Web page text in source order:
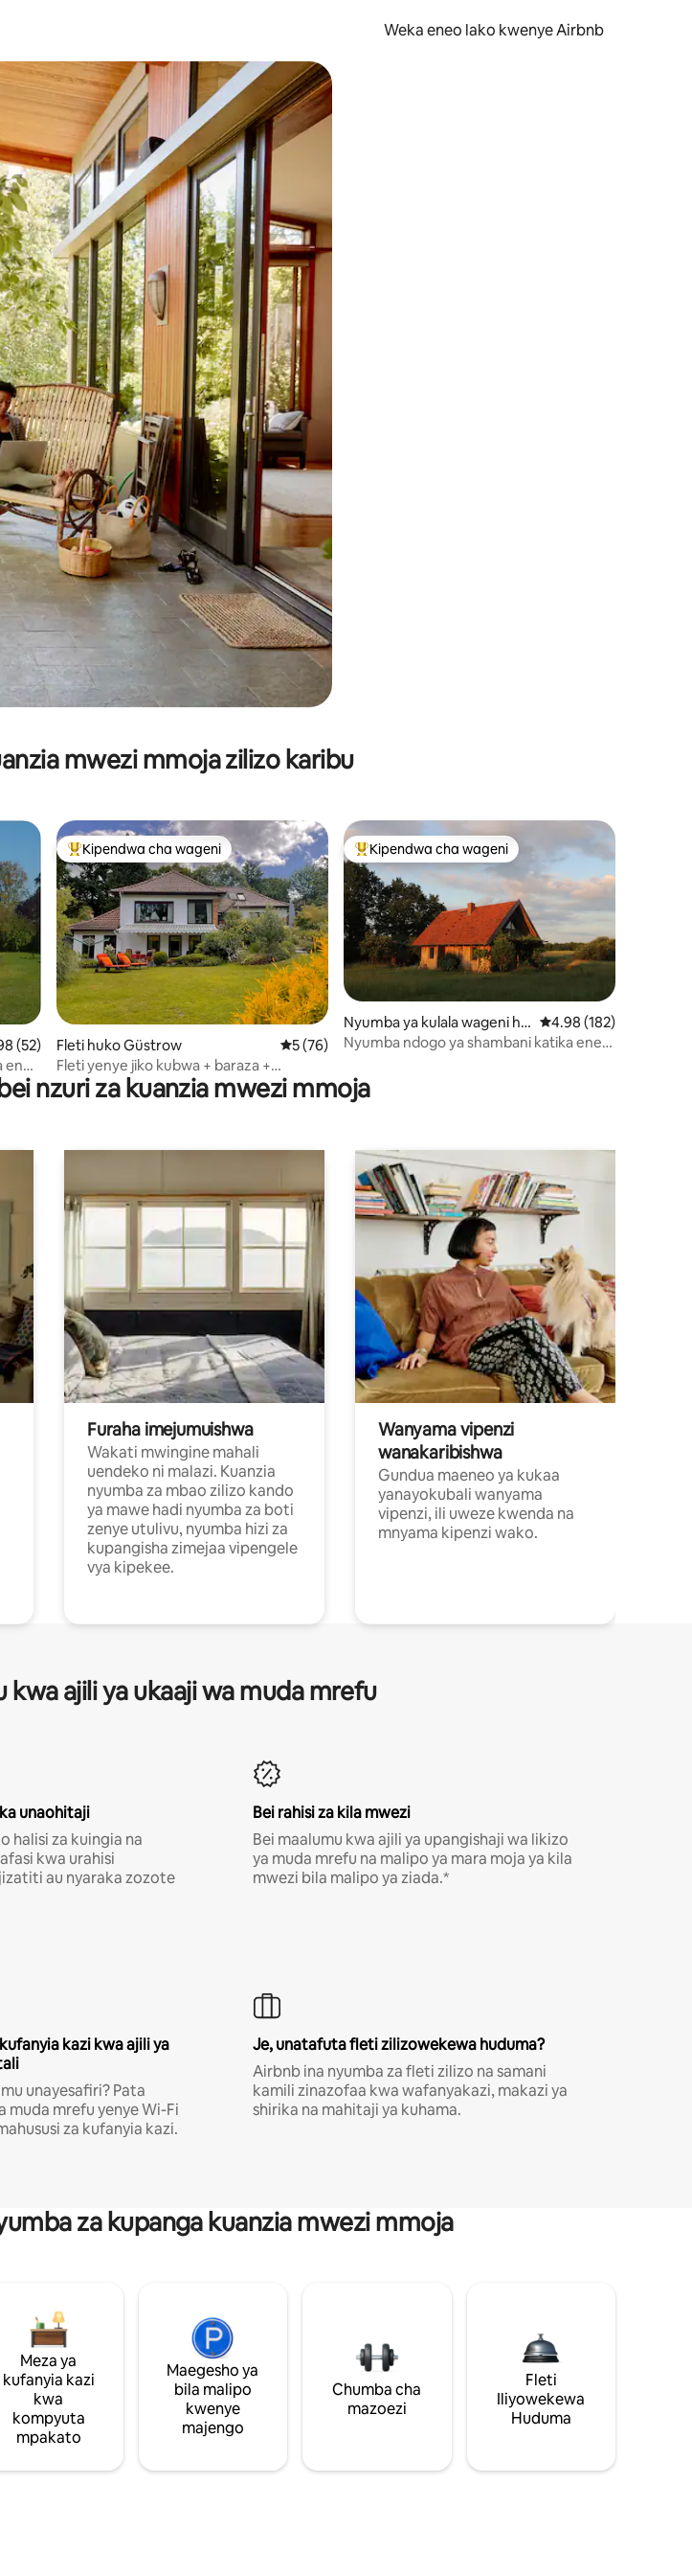
Weka eneo lako kwenye Airbnb
au uchunguze kwa kugusa au kutelezesha kidole kwenye ishara.
mwezi mmoja zilizo karibu
wa wastani wa 4.98 kati ya 5, tathmini 52
(52)
Kipendwa maarufu cha wageni
Kipendwa cha wageni
Fleti huko Güstrow Ukadiriaji wa wastani wa 5 kati ya 5, tathmini 76
5 (76)
Fleti yenye jiko kubwa + baraza +
maegesho
Kipendwa maarufu cha wageni
Kipendwa cha wageni
Nyumba ya kulala wageni hu
ko Mustin
Ukadiriaji wa wastani
4.98 (182)
Nyumba ndogo ya shambani katika eneo
nzuri za kuanzia mwezi mmoja
Furaha imejumuishwa
Wakati mwingine mahali
uendeko ni malazi. Kuanzia
nyumba za mbao zilizo kando
ya mawe hadi nyumba za boti
zenye utulivu, nyumba hizi za
kupangisha zimejaa vipengele
vya kipekee.
Wanyama vipenzi
wanakaribishwa
Gundua maeneo ya kukaa
yanayokubali wanyama
vipenzi, ili uweze kwenda na
mnyama kipenzi wako.
ajili ya ukaaji wa muda mrefu
unaohitaji
halisi za kuingia na
kwa urahisi
au nyaraka zozote
Bei rahisi za kila mwezi
Bei maalumu kwa ajili ya upangishaji wa likizo
ya muda mrefu na malipo ya mara moja ya kila
mwezi bila malipo ya ziada.*
kazi kwa ajili ya
unayesafiri? Pata
muda mrefu yenye Wi-Fi
za kufanyia kazi.
Je, unatafuta fleti zilizowekewa huduma?
Airbnb ina nyumba za fleti zilizo na samani
kamili zinazofaa kwa wafanyakazi, makazi ya
shirika na mahitaji ya kuhama.
za kupanga kuanzia mwezi mmoja
Meza ya
kufanyia kazi
kwa
kompyuta
mpakato
Maegesho ya
bila malipo
kwenye
majengo
Chumba cha
mazoezi
Fleti
Iliyowekewa
Huduma